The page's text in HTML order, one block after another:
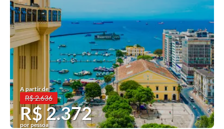
A partir de
R$ 2.636
R$ 2.372
por pessoa